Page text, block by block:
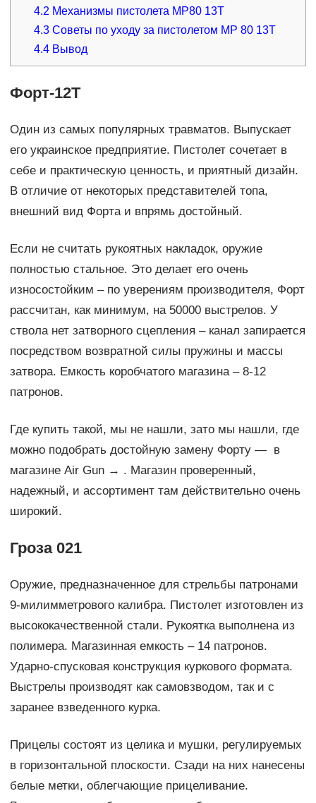
4.2 Механизмы пистолета МР80 13Т
4.3 Советы по уходу за пистолетом МР 80 13Т
4.4 Вывод
Форт-12Т
Один из самых популярных травматов. Выпускает
его украинское предприятие. Пистолет сочетает в
себе и практическую ценность, и приятный дизайн.
В отличие от некоторых представителей топа,
внешний вид Форта и впрямь достойный.
Если не считать рукоятных накладок, оружие
полностью стальное. Это делает его очень
износостойким – по уверениям производителя, Форт
рассчитан, как минимум, на 50000 выстрелов. У
ствола нет затворного сцепления – канал запирается
посредством возвратной силы пружины и массы
затвора. Емкость коробчатого магазина – 8-12
патронов.
Где купить такой, мы не нашли, зато мы нашли, где
можно подобрать достойную замену Форту — в
магазине Air Gun → . Магазин проверенный,
надежный, и ассортимент там действительно очень
широкий.
Гроза 021
Оружие, предназначенное для стрельбы патронами
9-милимметрового калибра. Пистолет изготовлен из
высококачественной стали. Рукоятка выполнена из
полимера. Магазинная емкость – 14 патронов.
Ударно-спусковая конструкция куркового формата.
Выстрелы производят как самовзводом, так и с
заранее взведенного курка.
Прицелы состоят из целика и мушки, регулируемых
в горизонтальной плоскости. Сзади на них нанесены
белые метки, облегчающие прицеливание.